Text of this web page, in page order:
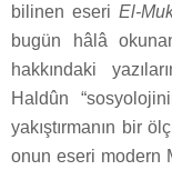
bilinen eseriEl-
bugün hâlâ
hakkındaki
Haldûn
yakıştırmanın bir
onun eseri modern